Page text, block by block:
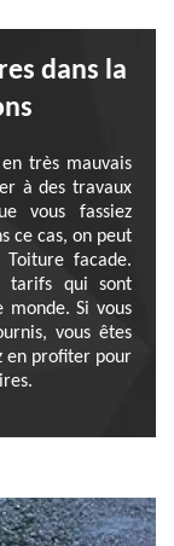
dans la
très mauvais
à des travaux
vous fassiez
ce cas, on peut
facade.
tarifs qui sont
monde. Si vous
vous êtes
en profiter pour